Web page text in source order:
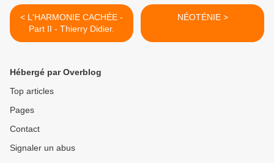
< L'HARMONIE CACHÉE -
Part II - Thierry Didier.
NÉOTÉNIE >
Hébergé par Overblog
Top articles
Pages
Contact
Signaler un abus